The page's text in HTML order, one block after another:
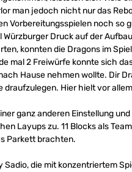
man jedoch nicht nur das
Vorbereitungsspielen noch so
Druck auf der
konnten die Dragons im
mal 2 Freiwürfe konnte sich
Hause nehmen wollte. Dir
Hier hielt vor
ganz anderen Einstellung
Layups zu. 11 Blocks als
Parkett brachten.
die mit konzentriertem